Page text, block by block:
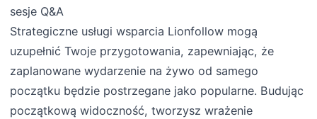
sesje Q&A
Strategiczne usługi wsparcia Lionfollow mogą
uzupełnić Twoje przygotowania, zapewniając, że
zaplanowane wydarzenie na żywo od samego
początku będzie postrzegane jako popularne. Budując
początkową widoczność, tworzysz wrażenie